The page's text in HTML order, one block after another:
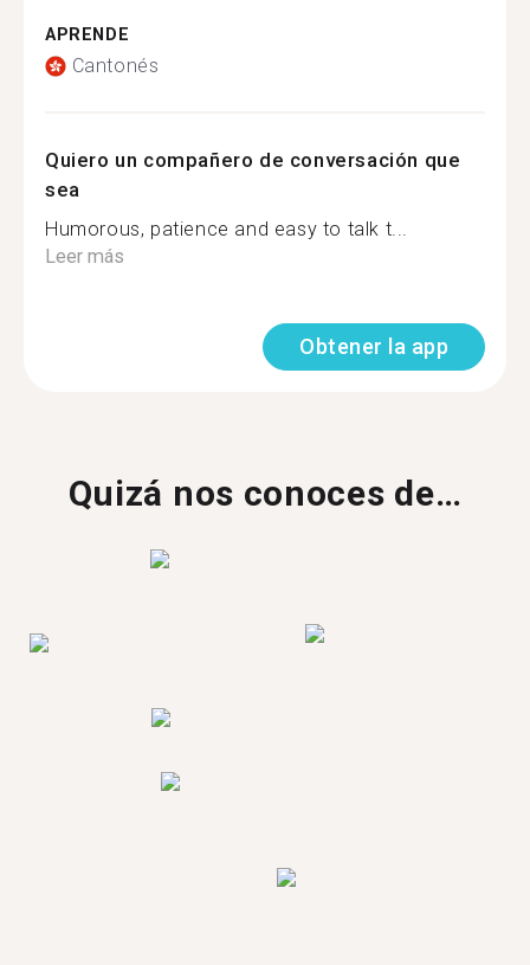
APRENDE
Cantonés
Quiero un compañero de conversación que
sea
Humorous, patience and easy to talk t...
Leer más
Obtener la app
Quizá nos conoces de…